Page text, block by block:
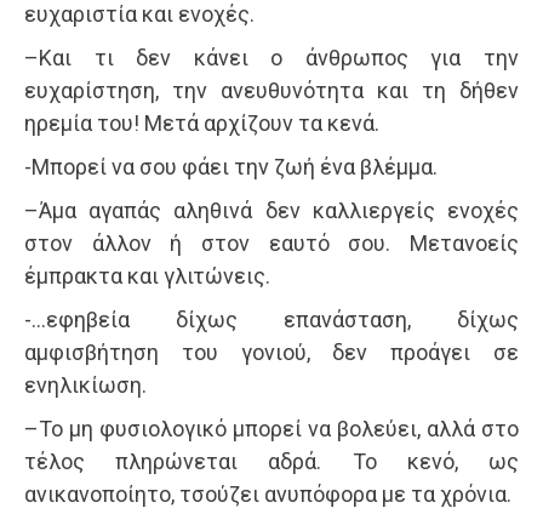
ευχαριστία και ενοχές.
–Και τι δεν κάνει ο άνθρωπος για την
ευχαρίστηση, την ανευθυνότητα και τη δήθεν
ηρεμία του! Μετά αρχίζουν τα κενά.
-Μπορεί να σου φάει την ζωή ένα βλέμμα.
–Άμα αγαπάς αληθινά δεν καλλιεργείς ενοχές
στον άλλον ή στον εαυτό σου. Μετανοείς
έμπρακτα και γλιτώνεις.
-…εφηβεία δίχως επανάσταση, δίχως
αμφισβήτηση του γονιού, δεν προάγει σε
ενηλικίωση.
–Το μη φυσιολογικό μπορεί να βολεύει, αλλά στο
τέλος πληρώνεται αδρά. Το κενό, ως
ανικανοποίητο, τσούζει ανυπόφορα με τα χρόνια.